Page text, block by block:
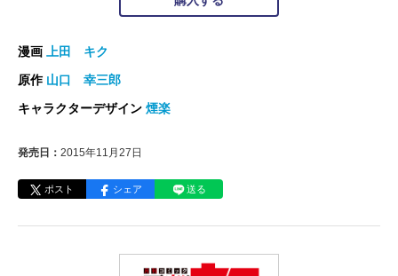
漫画
上田 キク
原作 山口 幸三郎
キャラクターデザイン 煙楽
発売日： 2015年11月27日
ポスト シェア 送る